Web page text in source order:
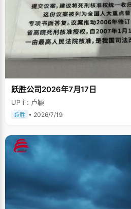
跃胜公司2026年7月17日
UP主: 卢颖
跃胜 • 2026/7/19